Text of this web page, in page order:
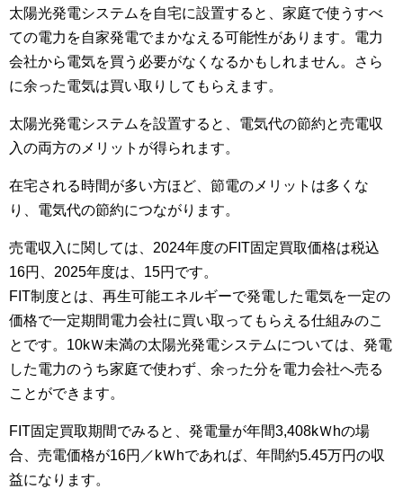
太陽光発電システムを自宅に設置すると、家庭で使うすべ
ての電力を自家発電でまかなえる可能性があります。電力
会社から電気を買う必要がなくなるかもしれません。さら
に余った電気は買い取りしてもらえます。
太陽光発電システムを設置すると、電気代の節約と売電収
入の両方のメリットが得られます。
在宅される時間が多い方ほど、節電のメリットは多くな
り、電気代の節約につながります。
売電収入に関しては、2024年度のFIT固定買取価格は税込
16円、2025年度は、15円です。
FIT制度とは、再生可能エネルギーで発電した電気を一定の
価格で一定期間電力会社に買い取ってもらえる仕組みのこ
とです。10kＷ未満の太陽光発電システムについては、発電
した電力のうち家庭で使わず、余った分を電力会社へ売る
ことができます。
FIT固定買取期間でみると、発電量が年間3,408kＷhの場
合、売電価格が16円／kＷhであれば、年間約5.45万円の収
益になります。